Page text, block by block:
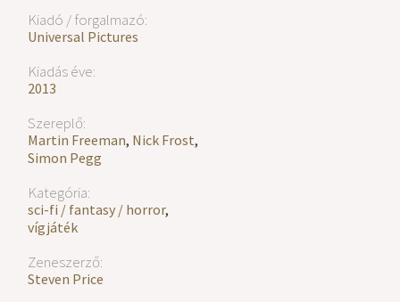
Kiadó / forgalmazó:
Universal Pictures
Kiadás éve:
2013
Szereplő:
Martin Freeman, Nick Frost,
Simon Pegg
Kategória:
sci-fi / fantasy / horror,
vígjáték
Zeneszerző:
Steven Price